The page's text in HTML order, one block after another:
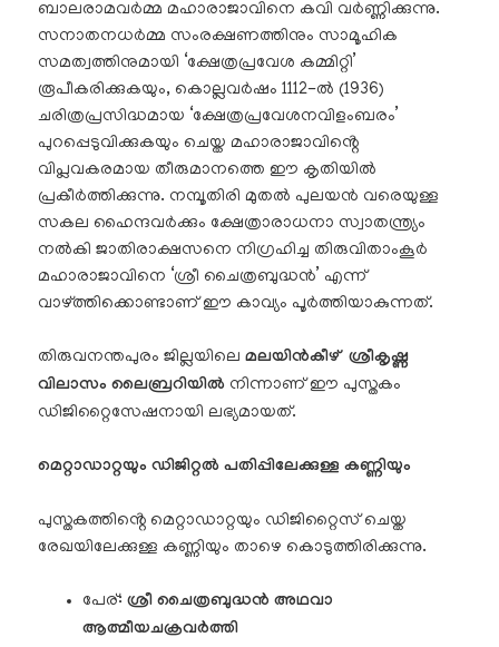
ബാലരാമവർമ്മ മഹാരാജാവിനെ കവി വർണ്ണിക്കുന്നു.
സനാതനധർമ്മ സംരക്ഷണത്തിനും സാമൂഹിക
സമത്വത്തിനുമായി ‘ക്ഷേത്രപ്രവേശ കമ്മിറ്റി’
രൂപീകരിക്കുകയും, കൊല്ലവർഷം 1112-ൽ (1936)
ചരിത്രപ്രസിദ്ധമായ ‘ക്ഷേത്രപ്രവേശനവിളംബരം’
പുറപ്പെടുവിക്കുകയും ചെയ്ത മഹാരാജാവിൻ്റെ
വിപ്ലവകരമായ തീരുമാനത്തെ ഈ കൃതിയിൽ
പ്രകീർത്തിക്കുന്നു. നമ്പൂതിരി മുതൽ പുലയൻ വരെയുള്ള
സകല ഹൈന്ദവർക്കും ക്ഷേത്രാരാധനാ സ്വാതന്ത്ര്യം
നൽകി ജാതിരാക്ഷസനെ നിഗ്രഹിച്ച തിരുവിതാംകൂർ
മഹാരാജാവിനെ ‘ശ്രീ ചൈത്രബുദ്ധൻ’ എന്ന്
വാഴ്ത്തിക്കൊണ്ടാണ് ഈ കാവ്യം പൂർത്തിയാകുന്നത്.
തിരുവനന്തപുരം ജില്ലയിലെമലയിൻകീഴ് ശ്രീകൃഷ്ണ
വിലാസം ലൈബ്രറിയിൽ നിന്നാണ് ഈ പുസ്തകം
ഡിജിറ്റൈസേഷനായി ലഭ്യമായത്.
മെറ്റാഡാറ്റയും ഡിജിറ്റൽ പതിപ്പിലേക്കുള്ള കണ്ണിയും
പുസ്തകത്തിൻ്റെ മെറ്റാഡാറ്റയും ഡിജിറ്റൈസ് ചെയ്ത
രേഖയിലേക്കുള്ള കണ്ണിയും താഴെ കൊടുത്തിരിക്കുന്നു.
പേര്: ശ്രീ ചൈത്രബുദ്ധൻ അഥവാ
ആത്മീയചക്രവർത്തി